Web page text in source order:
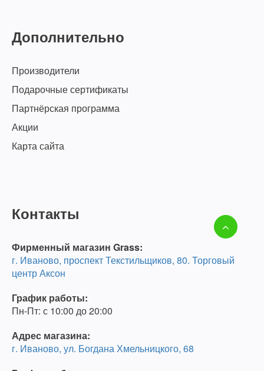
Дополнительно
Производители
Подарочные сертификаты
Партнёрская программа
Акции
Карта сайта
Контакты
Фирменный магазин Grass:
г. Иваново, проспект Текстильщиков, 80. Торговый
центр Аксон
График работы:
Пн-Пт: с 10:00 до 20:00
Адрес магазина:
г. Иваново, ул. Богдана Хмельницкого, 68